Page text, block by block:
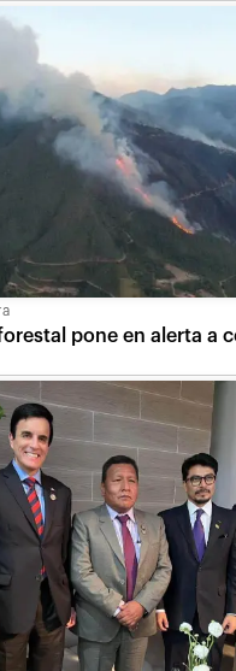
pone en alerta a